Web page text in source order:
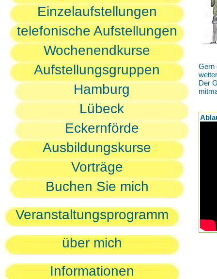
Einzelaufstellungen
telefonische Aufstellungen
Wochenendkurse
Aufstellungsgruppen
Hamburg
Lübeck
Eckernförde
Ausbildungskurse
Vorträge
Buchen Sie mich
Veranstaltungsprogramm
über mich
Informationen
Gern
Der